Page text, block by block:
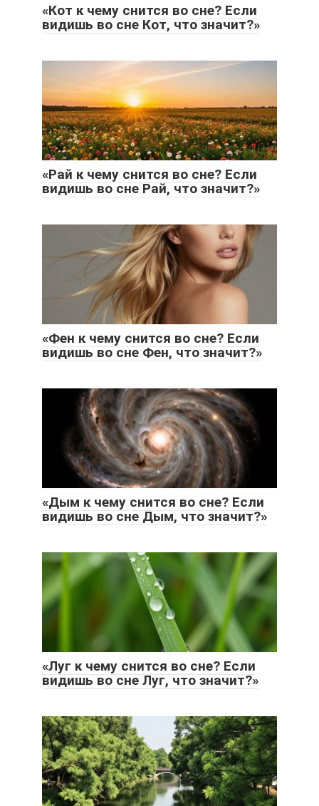
«Кот к чему снится во сне? Если
видишь во сне Кот, что значит?»
«Рай к чему снится во сне? Если
видишь во сне Рай, что значит?»
«Фен к чему снится во сне? Если
видишь во сне Фен, что значит?»
«Дым к чему снится во сне? Если
видишь во сне Дым, что значит?»
«Луг к чему снится во сне? Если
видишь во сне Луг, что значит?»